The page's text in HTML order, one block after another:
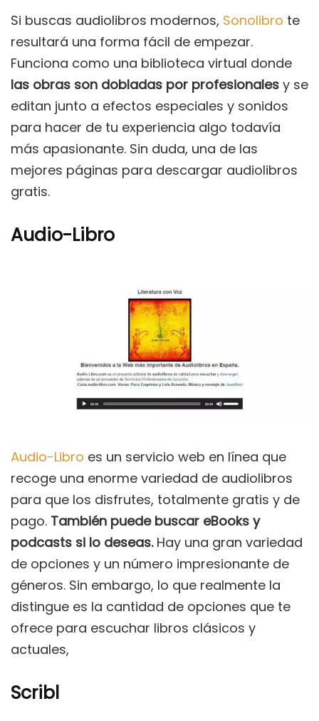
Si buscas audiolibros modernos, Sonolibro te
resultará una forma fácil de empezar.
Funciona como una biblioteca virtual donde
las obras son dobladas por profesionales y se
editan junto a efectos especiales y sonidos
para hacer de tu experiencia algo todavía
más apasionante. Sin duda, una de las
mejores páginas para descargar audiolibros
gratis.
Audio-Libro
Audio-Libro es un servicio web en línea que
recoge una enorme variedad de audiolibros
para que los disfrutes, totalmente gratis y de
pago. También puede buscar eBooks y
podcasts si lo deseas. Hay una gran variedad
de opciones y un número impresionante de
géneros. Sin embargo, lo que realmente la
distingue es la cantidad de opciones que te
ofrece para escuchar libros clásicos y
actuales,
Scribl